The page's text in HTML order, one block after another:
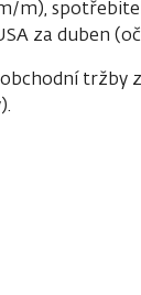
m),
za duben
tržby